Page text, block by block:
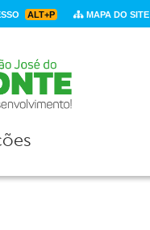
ALT+P MAPA DO SITE